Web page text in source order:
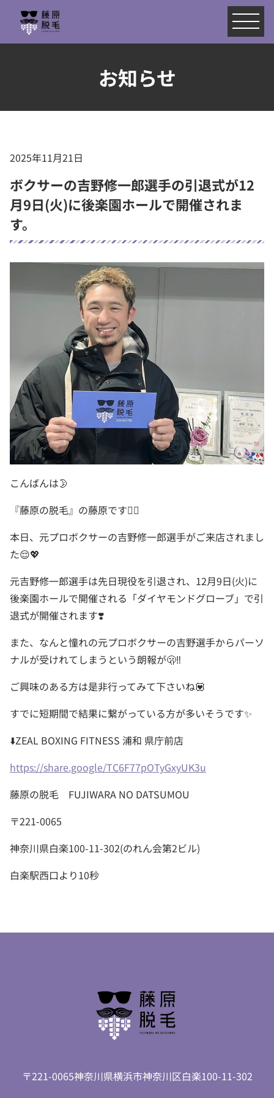
お知らせ
ボクサーの吉野修一郎選手の引退式が12
月9日(火)に後楽園ホールで開催されま
す。
2025年11月21日
こんばんは🌛
『藤原の脱毛』の藤原です🙎‍♀️
本日、元プロボクサーの吉野修一郎選手がご来店されまし
た😌💖
元吉野修一郎選手は先日現役を引退され、12月9日(火)に
後楽園ホールで開催される「ダイヤモンドグローブ」で引
退式が開催されます❣️
また、なんと憧れの元プロボクサーの吉野選手からパーソ
ナルが受けれてしまうという朗報が🫢‼️
ご興味のある方は是非行ってみて下さいね💟
すでに短期間で結果に繋がっている方が多いそうです✨
⬇️ZEAL BOXING FITNESS 浦和 県庁前店
https://share.google/TC6F77pOTyGxyUK3u
藤原の脱毛 FUJIWARA NO DATSUMOU
〒221-0065
神奈川県白楽100-11-302(のれん会第2ビル)
白楽駅西口より10秒
〒221-0065神奈川県横浜市神奈川区白楽100-11-302